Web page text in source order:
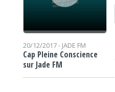
20/12/2017 - JADE FM
Cap Pleine Conscience
sur Jade FM